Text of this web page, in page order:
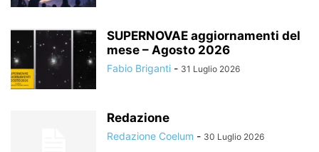
SUPERNOVAE aggiornamenti del
mese – Agosto 2026
Fabio Briganti - 31 Luglio 2026
Redazione
Redazione Coelum - 30 Luglio 2026